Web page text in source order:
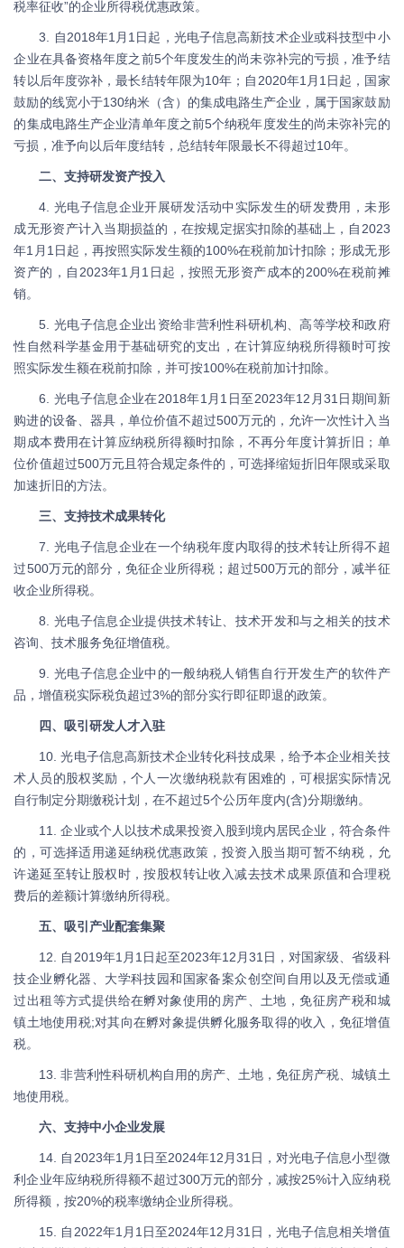
税率征收”的企业所得税优惠政策。
3. 自2018年1月1日起，光电子信息高新技术企业或科技型中小
企业在具备资格年度之前5个年度发生的尚未弥补完的亏损，准予结
转以后年度弥补，最长结转年限为10年；自2020年1月1日起，国家
鼓励的线宽小于130纳米（含）的集成电路生产企业，属于国家鼓励
的集成电路生产企业清单年度之前5个纳税年度发生的尚未弥补完的
亏损，准予向以后年度结转，总结转年限最长不得超过10年。
二、支持研发资产投入
4. 光电子信息企业开展研发活动中实际发生的研发费用，未形
成无形资产计入当期损益的，在按规定据实扣除的基础上，自2023
年1月1日起，再按照实际发生额的100%在税前加计扣除；形成无形
资产的，自2023年1月1日起，按照无形资产成本的200%在税前摊
销。
5. 光电子信息企业出资给非营利性科研机构、高等学校和政府
性自然科学基金用于基础研究的支出，在计算应纳税所得额时可按
照实际发生额在税前扣除，并可按100%在税前加计扣除。
6. 光电子信息企业在2018年1月1日至2023年12月31日期间新
购进的设备、器具，单位价值不超过500万元的，允许一次性计入当
期成本费用在计算应纳税所得额时扣除，不再分年度计算折旧；单
位价值超过500万元且符合规定条件的，可选择缩短折旧年限或采取
加速折旧的方法。
三、支持技术成果转化
7. 光电子信息企业在一个纳税年度内取得的技术转让所得不超
过500万元的部分，免征企业所得税；超过500万元的部分，减半征
收企业所得税。
8. 光电子信息企业提供技术转让、技术开发和与之相关的技术
咨询、技术服务免征增值税。
9. 光电子信息企业中的一般纳税人销售自行开发生产的软件产
品，增值税实际税负超过3%的部分实行即征即退的政策。
四、吸引研发人才入驻
10. 光电子信息高新技术企业转化科技成果，给予本企业相关技
术人员的股权奖励，个人一次缴纳税款有困难的，可根据实际情况
自行制定分期缴税计划，在不超过5个公历年度内(含)分期缴纳。
11. 企业或个人以技术成果投资入股到境内居民企业，符合条件
的，可选择适用递延纳税优惠政策，投资入股当期可暂不纳税，允
许递延至转让股权时，按股权转让收入减去技术成果原值和合理税
费后的差额计算缴纳所得税。
五、吸引产业配套集聚
12. 自2019年1月1日起至2023年12月31日，对国家级、省级科
技企业孵化器、大学科技园和国家备案众创空间自用以及无偿或通
过出租等方式提供给在孵对象使用的房产、土地，免征房产税和城
镇土地使用税;对其向在孵对象提供孵化服务取得的收入，免征增值
税。
13. 非营利性科研机构自用的房产、土地，免征房产税、城镇土
地使用税。
六、支持中小企业发展
14. 自2023年1月1日至2024年12月31日，对光电子信息小型微
利企业年应纳税所得额不超过300万元的部分，减按25%计入应纳税
所得额，按20%的税率缴纳企业所得税。
15. 自2022年1月1日至2024年12月31日，光电子信息相关增值